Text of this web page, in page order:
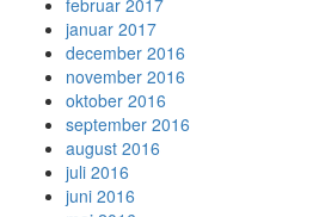
februar 2017
januar 2017
december 2016
november 2016
oktober 2016
september 2016
august 2016
juli 2016
juni 2016